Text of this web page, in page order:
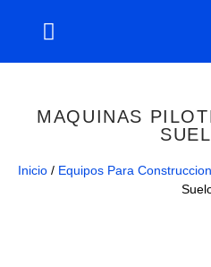
MAQUINAS
Inicio / Equipos Para Construccion